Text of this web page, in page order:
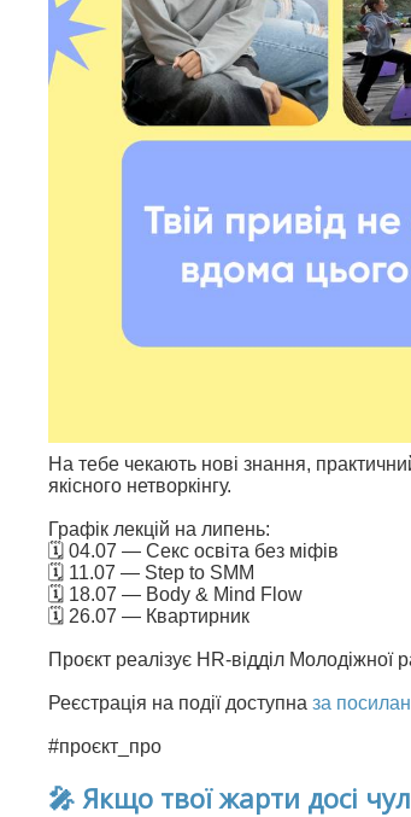
На тебе чекають нові знання,
якісного нетворкінгу.
Графік лекцій на липень:
🗓 04.07 — Секс освіта без міфів
🗓 11.07 — Step to SMM
🗓 18.07 — Body & Mind Flow
🗓 26.07 — Квартирник
Проєкт реалізує HR-відділ Молодіжної
Реєстрація на події доступна за
#проєкт_про
🎤 Якщо твої жарти досі